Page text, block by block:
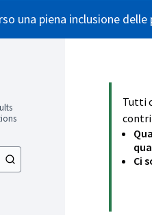
una piena inclusione
Tutti
Ci